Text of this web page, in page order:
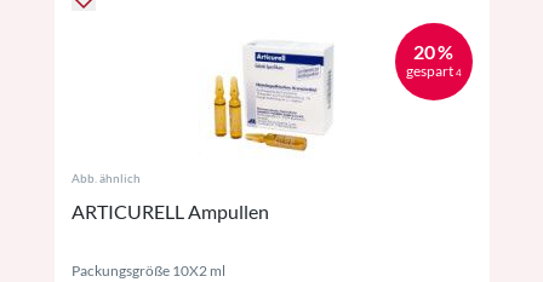
20 %
gespart 4
Abb. ähnlich
ARTICURELL Ampullen
Packungsgröße 10X2 ml